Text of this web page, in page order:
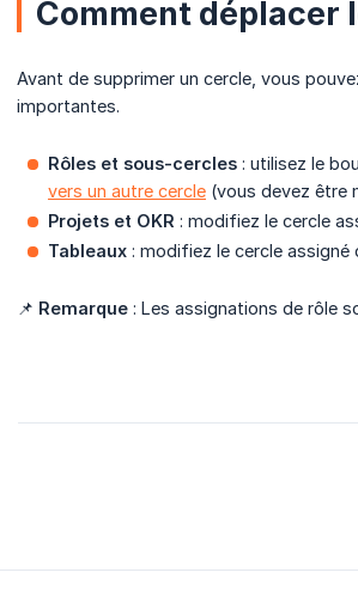
Comment déplacer
Avant de supprimer un cercle, vous
importantes.
Rôles et sous-cercles : utilisez le
vers un autre cercle (vous devez être
Projets et OKR : modifiez le cercle
Tableaux : modifiez le cercle assigné
📌 Remarque : Les assignations de rôle